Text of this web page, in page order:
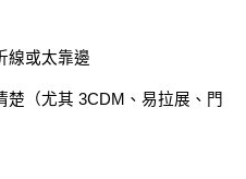
線或太靠邊
楚（尤其 3CDM、易拉展、門